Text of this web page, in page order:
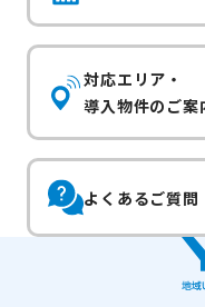
対応エリア・
導入物件のご案
よくあるご質問